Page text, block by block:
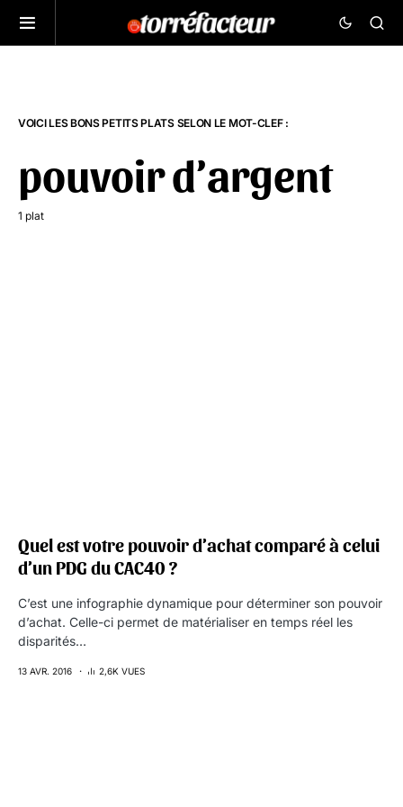
VOICI LES BONS PETITS PLATS SELON LE MOT-CLEF :
pouvoir d’argent
1 plat
Quel est votre pouvoir d’achat comparé à celui
d’un PDG du CAC40 ?
C’est une infographie dynamique pour déterminer son pouvoir
d’achat. Celle-ci permet de matérialiser en temps réel les
disparités…
13 AVR. 2016 2,6K VUES